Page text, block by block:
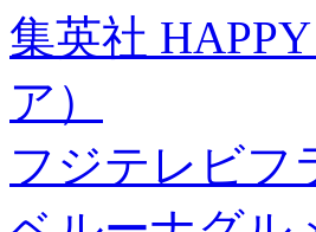
集英社
ア）
フジテレビフ